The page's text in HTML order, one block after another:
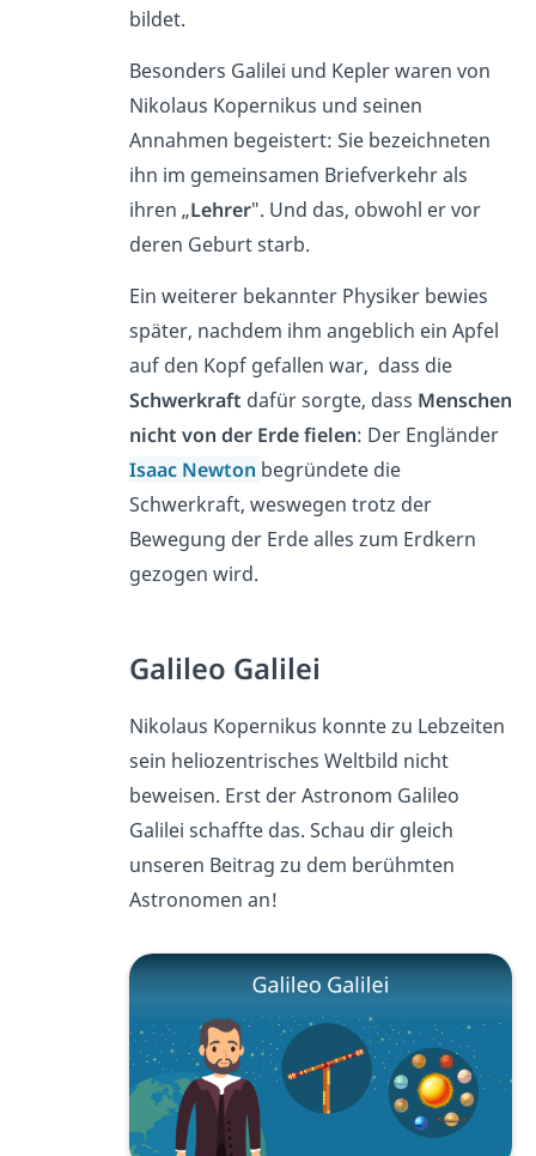
bildet.
Besonders Galilei und Kepler waren von
Nikolaus Kopernikus und seinen
Annahmen begeistert: Sie bezeichneten
ihn im gemeinsamen Briefverkehr als
ihren „Lehrer″. Und das, obwohl er vor
deren Geburt starb.
Ein weiterer bekannter Physiker bewies
später, nachdem ihm angeblich ein Apfel
auf den Kopf gefallen war, dass die
Schwerkraft dafür sorgte, dass Menschen
nicht von der Erde fielen: Der Engländer
Isaac Newton begründete die
Schwerkraft, weswegen trotz der
Bewegung der Erde alles zum Erdkern
gezogen wird.
Galileo Galilei
Nikolaus Kopernikus konnte zu Lebzeiten
sein heliozentrisches Weltbild nicht
beweisen. Erst der Astronom Galileo
Galilei schaffte das. Schau dir gleich
unseren Beitrag zu dem berühmten
Astronomen an!